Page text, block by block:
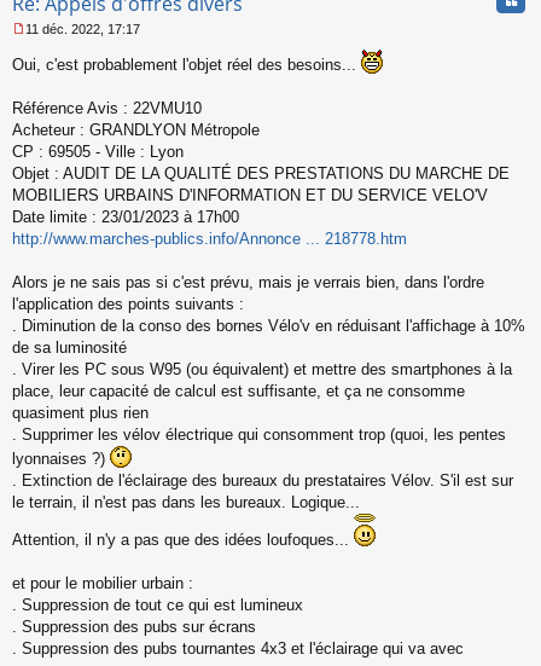
e
a
g
e
n
o
l
u
11 déc. 2022, 17:17
Oui, c'est probablement l'objet réel des besoins...
Référence Avis : 22VMU10
Acheteur : GRANDLYON Métropole
CP : 69505 - Ville : Lyon
Objet : AUDIT DE LA QUALITÉ DES PRESTATIONS DU MARCHE DE
MOBILIERS URBAINS D'INFORMATION ET DU SERVICE VELO'V
Date limite : 23/01/2023 à 17h00
http://www.marches-publics.info/Annonce ... 218778.htm
Alors je ne sais pas si c'est prévu, mais je verrais bien, dans l'ordre
l'application des points suivants :
. Diminution de la conso des bornes Vélo'v en réduisant l'affichage à 10%
de sa luminosité
. Virer les PC sous W95 (ou équivalent) et mettre des smartphones à la
place, leur capacité de calcul est suffisante, et ça ne consomme
quasiment plus rien
. Supprimer les vélov électrique qui consomment trop (quoi, les pentes
lyonnaises ?)
. Extinction de l'éclairage des bureaux du prestataires Vélov. S'il est sur
le terrain, il n'est pas dans les bureaux. Logique...
Attention, il n'y a pas que des idées loufoques...
et pour le mobilier urbain :
. Suppression de tout ce qui est lumineux
. Suppression des pubs sur écrans
. Suppression des pubs tournantes 4x3 et l'éclairage qui va avec